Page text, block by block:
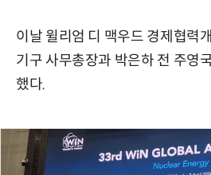
이날 윌리엄 디 맥우드 경제협력
기구 사무총장과 박은하 전 주영
했다.